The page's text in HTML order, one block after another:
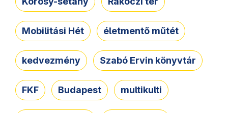
Mobilitási Hét életmentő műtét
kedvezmény Szabó Ervin könyvtár
FKF Budapest multikulti